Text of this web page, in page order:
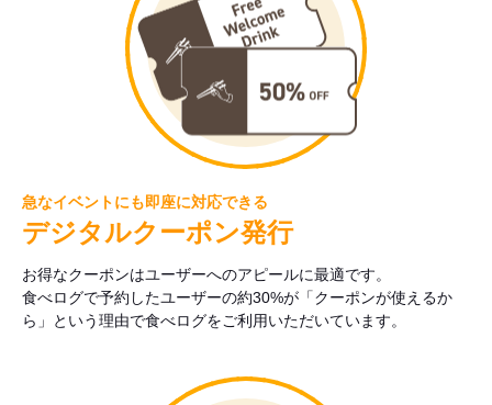
急なイベントにも即座に対応できる
デジタルクーポン発行
お得なクーポンはユーザーへのアピールに最適です。
食べログで予約したユーザーの約30%が「クーポンが使えるか
ら」という理由で食べログをご利用いただいています。